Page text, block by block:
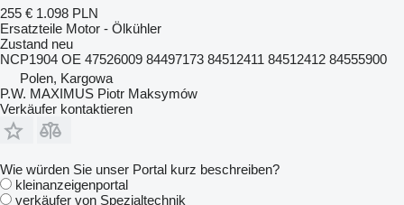
255 € 1.098 PLN
Ersatzteile Motor - Ölkühler
Zustand neu
NCP1904 OE 47526009 84497173 84512411 84512412 84555900
Polen, Kargowa
P.W. MAXIMUS Piotr Maksymów
Verkäufer kontaktieren
Wie würden Sie unser Portal kurz beschreiben?
kleinanzeigenportal
verkäufer von Spezialtechnik